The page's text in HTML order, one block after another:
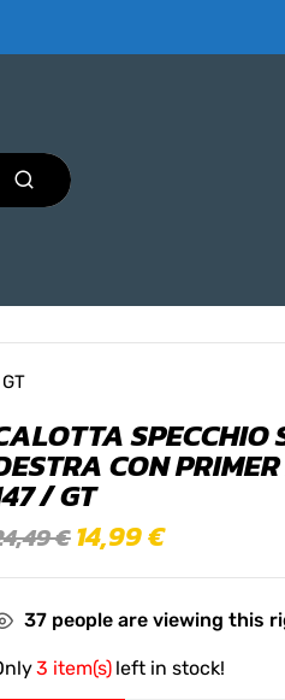
SPECCHIO
CON
/ GT
€14,99€
37 people are viewing this
3 item(s) left in stock!